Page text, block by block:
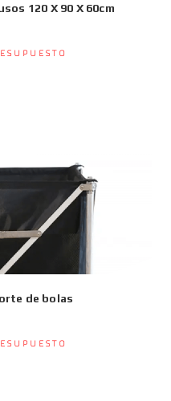
120 X 90 X 60cm
de bolas